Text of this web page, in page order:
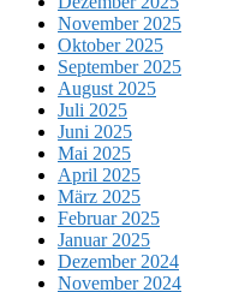
November 2025
Oktober 2025
September 2025
August 2025
Juli 2025
Juni 2025
Mai 2025
April 2025
März 2025
Februar 2025
Januar 2025
Dezember 2024
November 2024